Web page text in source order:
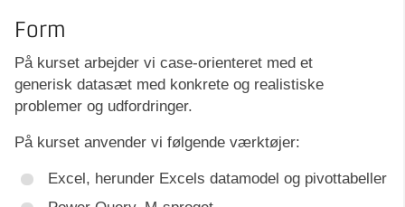
Form
På kurset arbejder vi case-orienteret med et
generisk datasæt med konkrete og realistiske
problemer og udfordringer.
På kurset anvender vi følgende værktøjer:
Excel, herunder Excels datamodel og pivottabeller